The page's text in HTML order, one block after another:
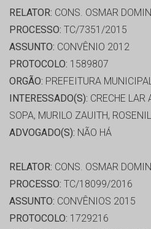
RELATOR: CONS. OSMAR
PROCESSO: TC/7351/2015
ASSUNTO: CONVÊNIO 2012
PROTOCOLO: 1589807
ORGÃO: PREFEITURA
INTERESSADO(S): CRECHE LAR
SOPA, MURILO ZAUITH,
ADVOGADO(S): NÃO HÁ
RELATOR: CONS. OSMAR
PROCESSO: TC/18099/2016
ASSUNTO: CONVÊNIOS 2015
PROTOCOLO: 1729216